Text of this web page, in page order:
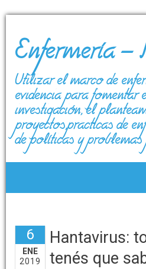
Enfermería –
Utilizar el marco de
evidencia para fomentar
investigación, el
proyectos,prácticas de
de políticas y
6
ENE
2019
Hantavirus:
tenés que